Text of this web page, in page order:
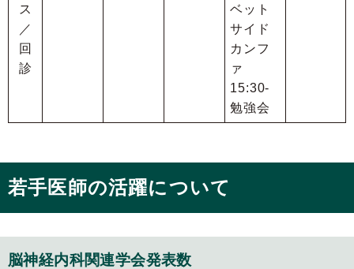
ス
／
回
診
ベット
サイド
カンフ
ァ
15:30-
勉強会
若手医師の活躍について
脳神経内科関連学会発表数